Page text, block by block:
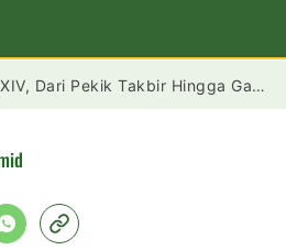
Dari Pekik Takbir Hingga Garuda Pancasila